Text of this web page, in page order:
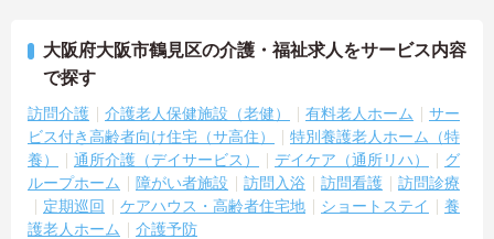
大阪府大阪市鶴見区の介護・福祉求人をサービス内容
で探す
訪問介護 介護老人保健施設（老健） 有料老人ホーム
サー
ビス付き高齢者向け住宅（サ高住）
特別養護老人ホーム（特
養）
通所介護（デイサービス） デイケア（通所リハ）
グ
ループホーム
障がい者施設 訪問入浴 訪問看護
訪問診療
定期巡回
ケアハウス・高齢者住宅地 ショートステイ
養
護老人ホーム
介護予防